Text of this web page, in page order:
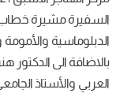
السفيرة مشيرة خطاب
الدبلوماسية
بالاضافة الى
العربي والأستاذ